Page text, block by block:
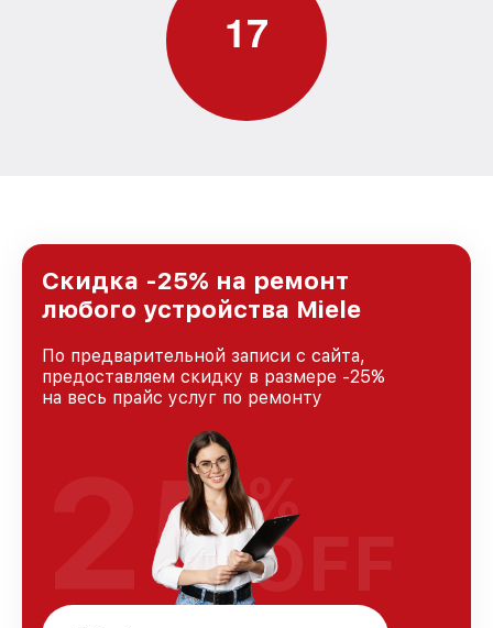
17
Скидка -25% на ремонт
любого устройства Miele
По предварительной записи с сайта,
предоставляем скидку в размере -25%
на весь прайс услуг по ремонту
25%
OFF